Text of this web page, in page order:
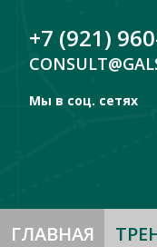
+7 (921)
Мы в соц. сетях
ГЛАВНАЯ